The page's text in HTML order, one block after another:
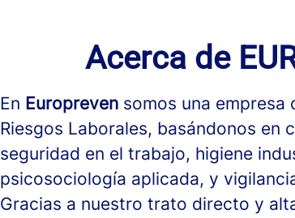
Acerca de
En Europreven somos una empresa
Riesgos Laborales, basándonos en
seguridad en el trabajo, higiene
psicosociología aplicada, y
Gracias a nuestro trato directo y